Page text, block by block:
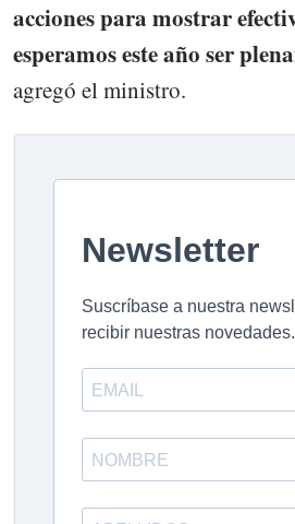
acciones para mostrar
esperamos este año ser
agregó el ministro.